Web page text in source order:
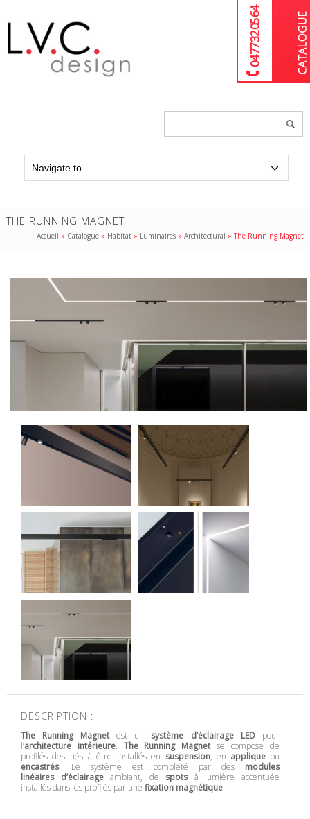
04 77 32 05 64
THE RUNNING MAGNET
Accueil » Catalogue » Habitat » Luminaires »Architectural »The Running Magnet
DESCRIPTION :
The Running Magnetest un système d’éclairage LEDpour
l’architecture intérieure. The Running Magnetse compose de
profilés destinés à être installés en suspension, en applique ou
encastrés. Le système est complété par des modules
linéaires d’éclairageambiant, de spotsà lumière accentuée
installés dans les profilés par une fixation magnétique.